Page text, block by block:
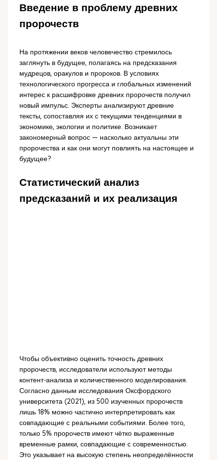
Введение в проблему древних
пророчеств
На протяжении веков человечество стремилось
заглянуть в будущее, полагаясь на предсказания
мудрецов, оракулов и пророков. В условиях
технологического прогресса и глобальных изменений
интерес к расшифровке древних пророчеств получил
новый импульс. Эксперты анализируют древние
тексты, сопоставляя их с текущими тенденциями в
экономике, экологии и политике. Возникает
закономерный вопрос — насколько актуальны эти
пророчества и как они могут повлиять на настоящее и
будущее?
Статистический анализ
предсказаний и их реализация
Чтобы объективно оценить точность древних
пророчеств, исследователи используют методы
контент-анализа и количественного моделирования.
Согласно данным исследования Оксфордского
университета (2021), из 500 изученных пророчеств
лишь 18% можно частично интерпретировать как
совпадающие с реальными событиями. Более того,
только 5% пророчеств имеют чётко выраженные
временные рамки, совпадающие с современностью.
Это указывает на высокую степень неопределённости